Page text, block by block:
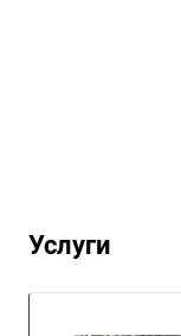
Услуги